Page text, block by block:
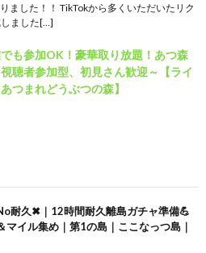
ました！！ TikTokから多くいただいたリク
ました[…]
でも参加OK！豪華取り放題！あつ森
聴者参加型、初見さん歓迎～【ライ
つまれどうぶつの森】
耐久✖｜12時間耐久離島ガチャ準備💪
マイル集め｜第1の島｜ここなっつ島｜